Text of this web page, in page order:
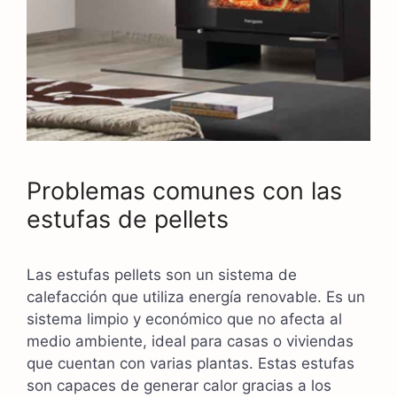
Problemas comunes con las
estufas de pellets
Las estufas pellets son un sistema de
calefacción que utiliza energía renovable. Es un
sistema limpio y económico que no afecta al
medio ambiente, ideal para casas o viviendas
que cuentan con varias plantas. Estas estufas
son capaces de generar calor gracias a los